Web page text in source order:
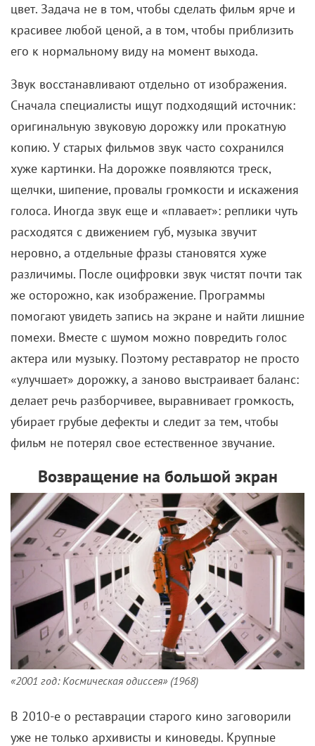
цвет. Задача не в том, чтобы сделать фильм ярче и
красивее любой ценой, а в том, чтобы приблизить
его к нормальному виду на момент выхода.
Звук восстанавливаютотдельно от изображения.
Сначала специалисты ищут подходящий источник:
оригинальную звуковую дорожку или прокатную
копию. У старых фильмов звук часто сохранился
хуже картинки. На дорожке появляются треск,
щелчки, шипение, провалы громкости и искажения
голоса. Иногда звук еще и «плавает»: реплики чуть
расходятся с движением губ, музыка звучит
неровно, а отдельные фразы становятся хуже
различимы. После оцифровки звук чистят почти так
же осторожно, как изображение. Программы
помогают увидеть запись на экране и найти лишние
помехи. Вместе с шумом можно повредить голос
актера или музыку. Поэтому реставратор не просто
«улучшает» дорожку, а заново выстраивает баланс:
делает речь разборчивее, выравнивает громкость,
убирает грубые дефекты и следит за тем, чтобы
фильм не потерял свое естественное звучание.
Возвращение на большой экран
«2001 год: Космическая одиссея» (1968)
В 2010-е о реставрации старого кино заговорили
уже не только архивисты и киноведы. Крупные